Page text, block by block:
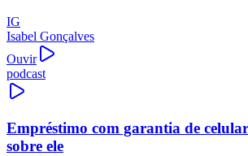
IG
Isabel Gonçalves
Ouvir
podcast
Empréstimo com garantia de
sobre ele